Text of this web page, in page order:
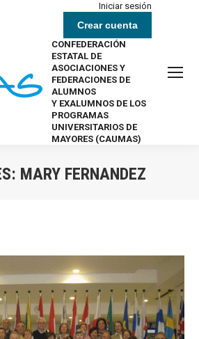
Iniciar sesión
Crear cuenta
CONFEDERACIÓN
ESTATAL DE
ASOCIACIONES Y
FEDERACIONES DE
ALUMNOS
Y EXALUMNOS DE LOS
PROGRAMAS
UNIVERSITARIOS DE
MAYORES (CAUMAS)
MARY FERNANDEZ